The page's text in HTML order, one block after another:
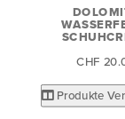
CHF
Produkte